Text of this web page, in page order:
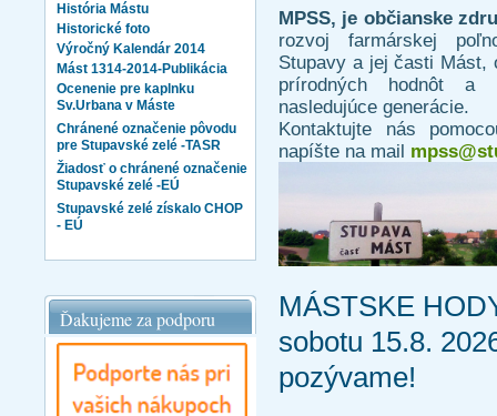
História Mástu
Historické foto
Výročný Kalendár 2014
Mást 1314-2014-Publikácia
Ocenenie pre kaplnku
Sv.Urbana v Máste
Chránené označenie pôvodu
pre Stupavské zelé -TASR
Žiadosť o chránené označenie
Stupavské zelé -EÚ
Stupavské zelé získalo CHOP
- EÚ
Ďakujeme za podporu
MPSS, je občianske
rozvoj farmárskej
Stupavy a jej časti Mást,
prírodných hodnôt a
nasledujúce generácie.
Kontaktujte nás
napíšte na mail
MÁSTSKE
sobotu 15.8.
pozývame!